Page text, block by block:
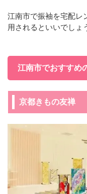
江南市で振袖を宅配レ
用されるといいでしょ
江南市でおすすめ
京都きもの友禅